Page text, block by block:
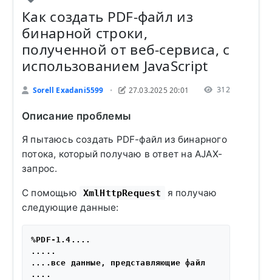
Как создать PDF-файл из
бинарной строки,
полученной от веб-сервиса, с
использованием JavaScript
Sorell Exadani5599 • 27.03.2025 20:01 312
Описание проблемы
Я пытаюсь создать PDF-файл из бинарного
потока, который получаю в ответ на AJAX-
запрос.
С помощью XmlHttpRequest
я получаю
следующие данные:
%PDF-1.4....
.....
....все данные, представляющие файл
....